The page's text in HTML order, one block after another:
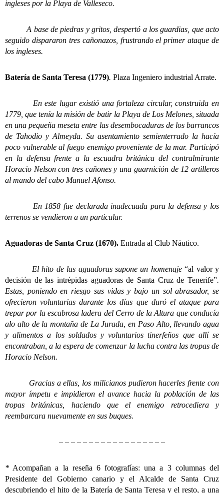
ingleses por la Playa de Valleseco.
A base de piedras y gritos, despertó a los guardias, que acto
seguido dispararon tres cañonazos, frustrando el primer ataque de
los ingleses.
Batería de Santa Teresa (1779). Plaza Ingeniero industrial Arrate.
En este lugar existió una fortaleza circular, construida en
1779, que tenía la misión de batir la Playa de Los Melones, situada
en una pequeña meseta entre las desembocaduras de los barrancos
de Tahodio y Almeyda. Su asentamiento semienterrado la hacía
poco vulnerable al fuego enemigo proveniente de la mar. Participó
en la defensa frente a la escuadra británica del contralmirante
Horacio Nelson con tres cañones y una guarnición de 12 artilleros
al mando del cabo Manuel Afonso.
En 1858 fue declarada inadecuada para la defensa y los
terrenos se vendieron a un particular.
Aguadoras de Santa Cruz (1670). Entrada al Club Náutico.
El hito de las aguadoras supone un homenaje“al valor y
decisión de las intrépidas aguadoras de Santa Cruz de Tenerife”.
Estas, poniendo en riesgo sus vidas y bajo un sol abrasador, se
ofrecieron voluntarias durante los días que duró el ataque para
trepar por la escabrosa ladera del Cerro de la Altura que conducía
alo alto de la montaña de La Jurada, en Paso Alto, llevando agua
y alimentos a los soldados y voluntarios tinerfeños que allí se
encontraban, a la espera de comenzar la lucha contra las tropas de
Horacio Nelson.
Gracias a ellas, los milicianos pudieron hacerles frente con
mayor ímpetu e impidieron el avance hacia la población de las
tropas británicas, haciendo que el enemigo retrocediera y
reembarcara nuevamente en sus buques.
– – – – – – – – – – – – – – – – – –
* Acompañan a la reseña 6 fotografías: una a 3 columnas del
Presidente del Gobierno canario y el Alcalde de Santa Cruz
descubriendo el hito de la Batería de Santa Teresa y el resto, a una